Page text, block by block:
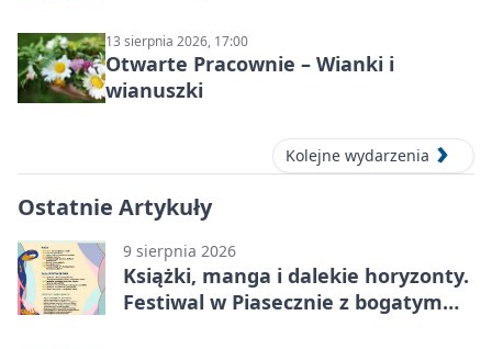
13 sierpnia 2026, 17:00
Otwarte Pracownie – Wianki i
wianuszki
Kolejne wydarzenia
Ostatnie Artykuły
9 sierpnia 2026
Książki, manga i dalekie horyzonty.
Festiwal w Piasecznie z bogatym